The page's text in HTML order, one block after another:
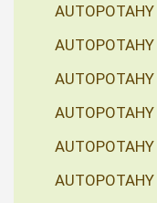
AUTOPOTAHY
AUTOPOTAHY
AUTOPOTAHY
AUTOPOTAHY